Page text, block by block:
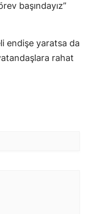
başındayız”
endişe yaratsa da
rahat